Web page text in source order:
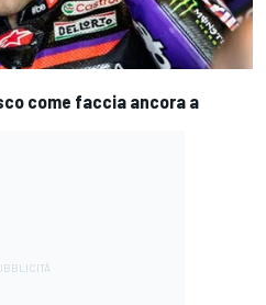
come faccia ancora a